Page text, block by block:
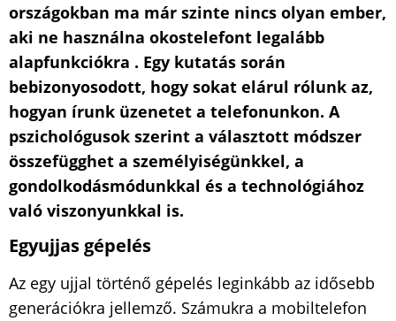
országokban ma már szinte nincs olyan ember,
aki ne használna okostelefont legalább
alapfunkciókra . Egy kutatás során
bebizonyosodott, hogy sokat elárul rólunk az,
hogyan írunk üzenetet a telefonunkon. A
pszichológusok szerint a választott módszer
összefügghet a személyiségünkkel, a
gondolkodásmódunkkal és a technológiához
való viszonyunkkal is.
Egyujjas gépelés
Az egy ujjal történő gépelés leginkább az idősebb
generációkra jellemző. Számukra a mobiltelefon